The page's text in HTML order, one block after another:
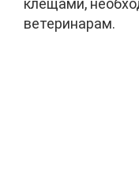
ветеринарам.